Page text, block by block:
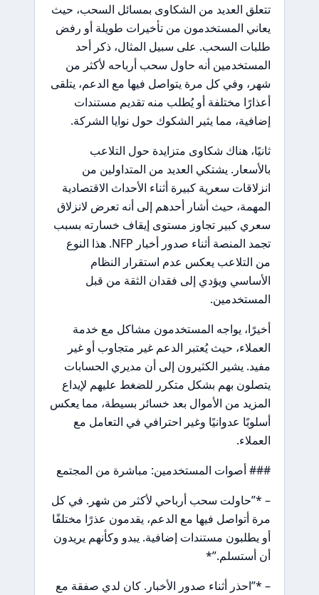
تتعلق العديد من الشكاوى بمسائل السحب، حيث
يعاني المستخدمون من تأخيرات طويلة أو رفض
طلبات السحب. على سبيل المثال، ذكر أحد
المستخدمين أنه حاول سحب أرباحه لأكثر من
شهر، وفي كل مرة يتواصل فيها مع الدعم، يتلقى
أعذارًا مختلفة أو يُطلب منه تقديم مستندات
إضافية، مما يثير الشكوك حول نوايا الشركة.
ثانيًا، هناك شكاوى متزايدة حول التلاعب
بالأسعار. يشتكي العديد من المتداولين من
انزلاقات سعرية كبيرة أثناء الأحداث الاقتصادية
المهمة، حيث أشار أحدهم إلى أنه تعرض لانزلاق
سعري كبير تجاوز مستوى إيقاف خسارته بسبب
تجمد المنصة أثناء صدور أخبار NFP. هذا النوع
من التلاعب يعكس عدم استقرار النظام
الأساسي ويؤدي إلى فقدان الثقة من قبل
المستخدمين.
أخيرًا، يواجه المستخدمون مشاكل مع خدمة
العملاء، حيث يُعتبر الدعم غير متجاوب أو غير
مفيد. يشير الكثيرون إلى أن مديري الحسابات
يتصلون بهم بشكل متكرر للضغط عليهم لإيداع
المزيد من الأموال بعد خسائر بسيطة، مما يعكس
أسلوبًا عدوانيًا وغير احترافي في التعامل مع
العملاء.
### أصوات المستخدمين: مباشرة من المجتمع
– *”حاولت سحب أرباحي لأكثر من شهر. في كل
مرة أتواصل فيها مع الدعم، يقدمون عذرًا مختلفًا
أو يطلبون مستندات إضافية. يبدو وكأنهم يريدون
أن أستسلم.”*
– *”احذر أثناء صدور الأخبار. كان لدي صفقة مع